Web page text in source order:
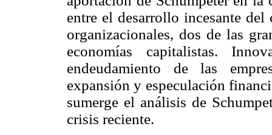
entre el desarrollo incesante
organizacionales, dos de las
economías capitalistas.
endeudamiento de las
expansión y especulación
sumerge el análisis de
crisis reciente.